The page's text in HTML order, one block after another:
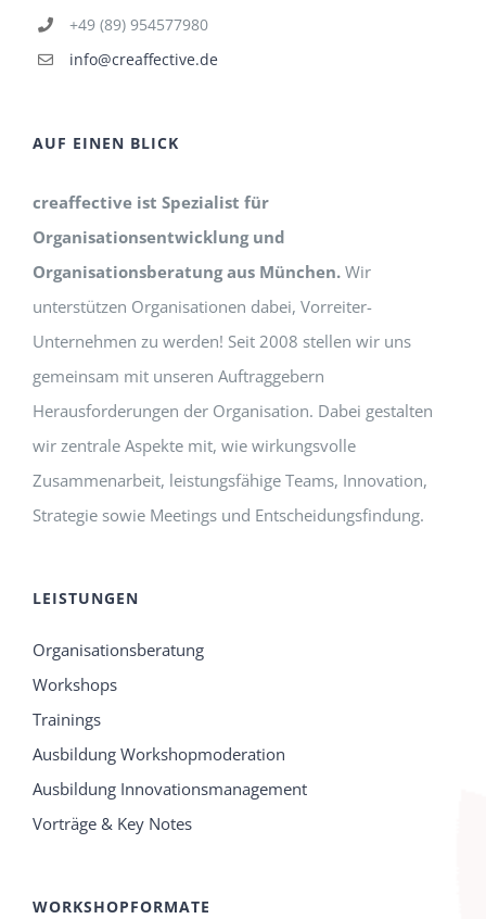
+49 (89) 954577980
info@creaffective.de
AUF EINEN BLICK
creaffective ist Spezialist für
Organisationsentwicklung und
Organisationsberatung aus München. Wir
unterstützen Organisationen dabei, Vorreiter-
Unternehmen zu werden! Seit 2008 stellen wir uns
gemeinsam mit unseren Auftraggebern
Herausforderungen der Organisation. Dabei gestalten
wir zentrale Aspekte mit, wie wirkungsvolle
Zusammenarbeit, leistungsfähige Teams, Innovation,
Strategie sowie Meetings und Entscheidungsfindung.
LEISTUNGEN
Organisationsberatung
Workshops
Trainings
Ausbildung Workshopmoderation
Ausbildung Innovationsmanagement
Vorträge & Key Notes
WORKSHOPFORMATE